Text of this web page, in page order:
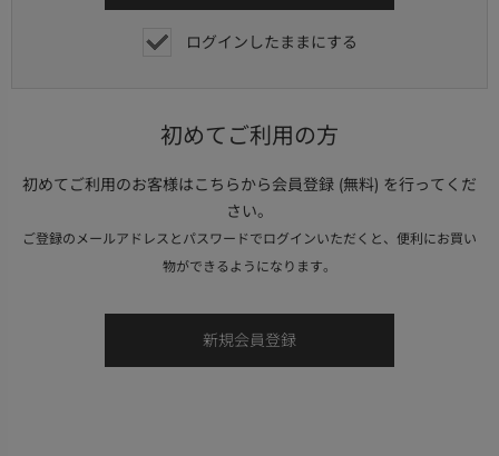
ログインしたままにする
初めてご利用の方
初めてご利用のお客様はこちらから会員登録 (無料) を行ってくだ
さい。
ご登録のメールアドレスとパスワードでログインいただくと、便利にお買い
物ができるようになります。